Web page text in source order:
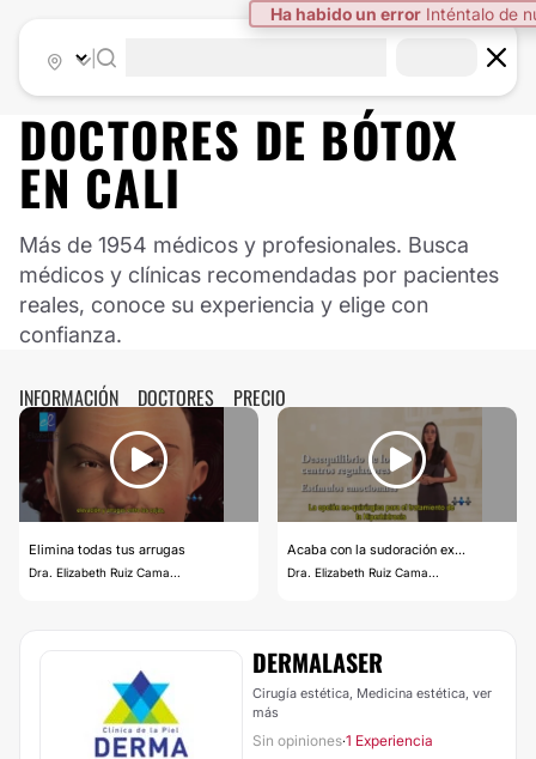
DOCTORES DE BÓTOX
EN CALI
Más de 1954 médicos y profesionales. Busca
médicos y clínicas recomendadas por pacientes
reales, conoce su experiencia y elige con
confianza.
INFORMACIÓN DOCTORES PRECIO
Elimina todas tus arrugas
Dra. Elizabeth Ruiz Cama...
Acaba con la sudoración ex...
Dra. Elizabeth Ruiz Cama...
DERMALASER
Cirugía estética, Medicina estética, ver
más
Sin opiniones·1 Experiencia